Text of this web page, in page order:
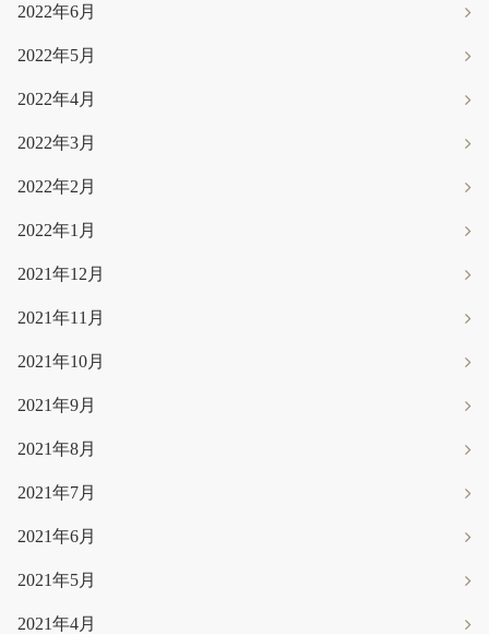
2022年6月
2022年5月
2022年4月
2022年3月
2022年2月
2022年1月
2021年12月
2021年11月
2021年10月
2021年9月
2021年8月
2021年7月
2021年6月
2021年5月
2021年4月